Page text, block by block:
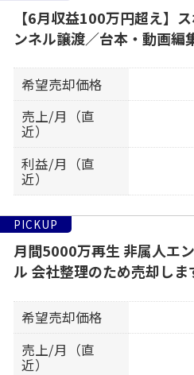
【6月収益100万円超え】
ンネル譲渡／台本・動画編
希望売却価格
売上/月（直
近）
利益/月（直
近）
PICKUP
月間5000万再生 非属人エ
ル 会社整理のため売却しま
希望売却価格
売上/月（直
近）